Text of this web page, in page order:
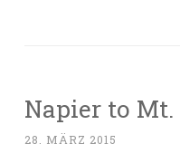
Napier to
28. MÄRZ 2015